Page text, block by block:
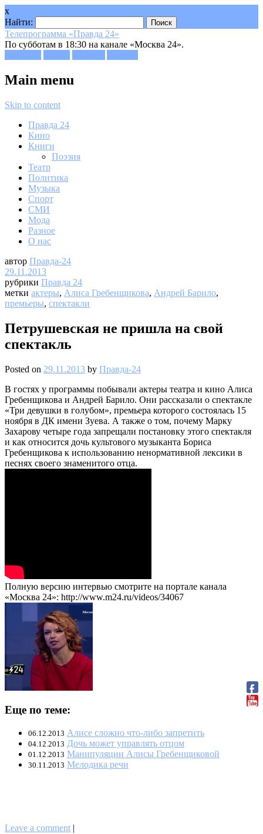
x
Найти:
Телепрограмма «Правда 24»
По субботам в 18:30 на канале «Москва 24».
Main menu
Skip to content
Правда 24
Кино
Книги
Поэзия
Театр
Политика
Музыка
Спорт
СМИ
Мода
Разное
О нас
автор Правда-24
29.11.2013
рубрики Правда 24
метки актеры, Алиса Гребенщикова, Андрей Барило,
премьеры, спектакли
Петрушевская не пришла на свой
спектакль
Posted on 29.11.2013 by Правда-24
В гостях у программы побывали актеры театра и кино Алиса
Гребенщикова и Андрей Барило. Они рассказали о спектакле
«Три девушки в голубом», премьера которого состоялась 15
ноября в ДК имени Зуева. А также о том, почему Марку
Захарову четыре года запрещали постановку этого спектакля
и как относится дочь культового музыканта Бориса
Гребенщикова к использованию ненормативной лексики в
песнях своего знаменитого отца.
Полную версию интервью смотрите на портале канала
«Москва 24»: http://www.m24.ru/videos/34067
Еще по теме:
06.12.2013 Алисе сложно что-либо запретить
04.12.2013 Дочь может управлять отцом
01.12.2013 Манипуляции Алисы Гребенщиковой
30.11.2013 Мелодика речи
Leave a comment |